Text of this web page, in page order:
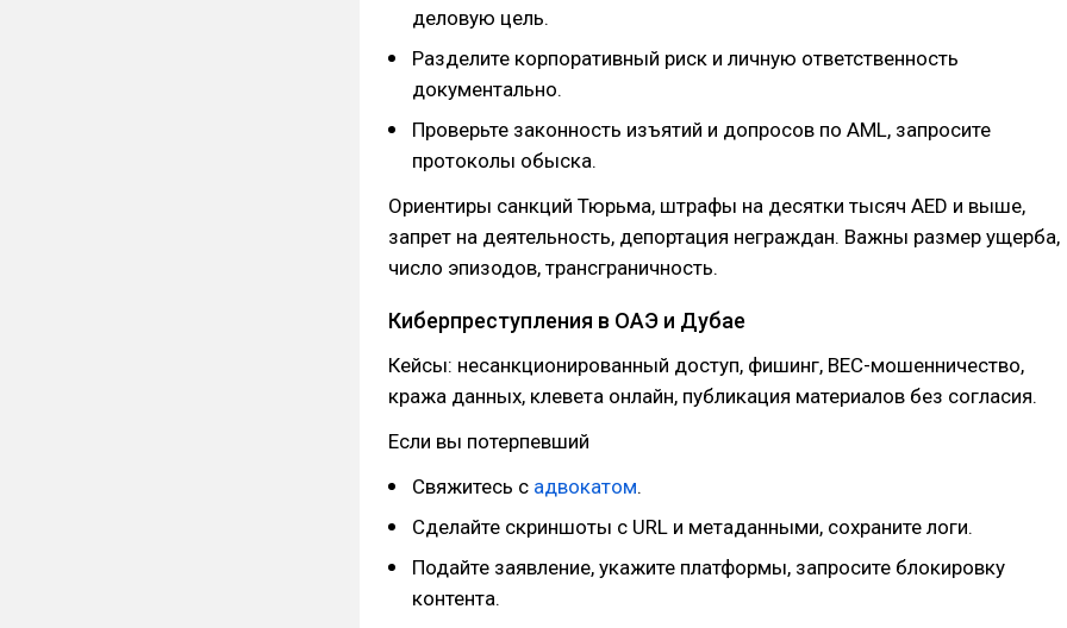
деловую цель.
Разделите корпоративный риск и личную ответственность
документально.
Проверьте законность изъятий и допросов по AML, запросите
протоколы обыска.
Ориентиры санкций Тюрьма, штрафы на десятки тысяч AED и выше,
запрет на деятельность, депортация неграждан. Важны размер ущерба,
число эпизодов, трансграничность.
Киберпреступления в ОАЭ и Дубае
Кейсы: несанкционированный доступ, фишинг, BEC-мошенничество,
кража данных, клевета онлайн, публикация материалов без согласия.
Если вы потерпевший
Свяжитесь с адвокатом.
Сделайте скриншоты с URL и метаданными, сохраните логи.
Подайте заявление, укажите платформы, запросите блокировку
контента.